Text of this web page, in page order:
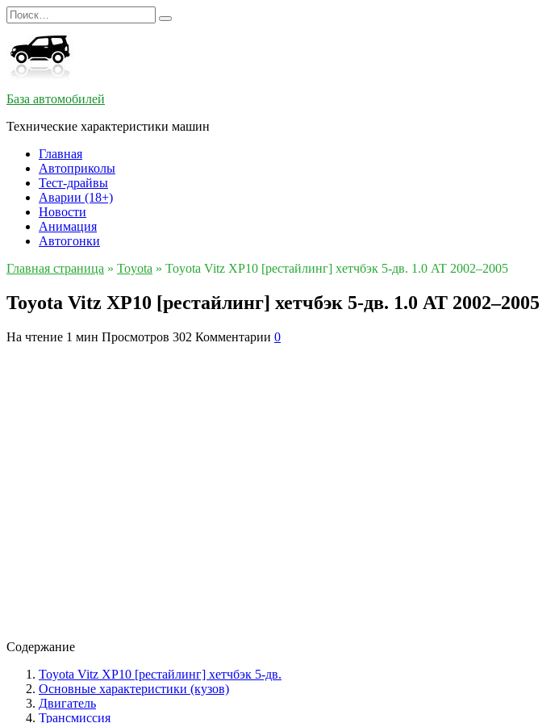
Перейти
к
содержанию
Search
for:
База автомобилей
Технические характеристики машин
Главная
Автоприколы
Тест-драйвы
Аварии (18+)
Новости
Анимация
Автогонки
Главная страница » Toyota » Toyota Vitz XP10 [рестайлинг] хетчбэк 5-дв. 1.0 AT 2002–2005
Toyota Vitz XP10 [рестайлинг] хетчбэк 5-дв. 1.0 AT 2002–2005
На чтение 1 мин Просмотров 302 Комментарии 0
Содержание
Toyota Vitz XP10 [рестайлинг] хетчбэк 5-дв.
Основные характеристики (кузов)
Двигатель
Трансмиссия